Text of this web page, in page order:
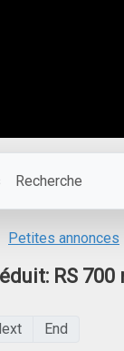
Recherche
Petites annonces
RS 700
End